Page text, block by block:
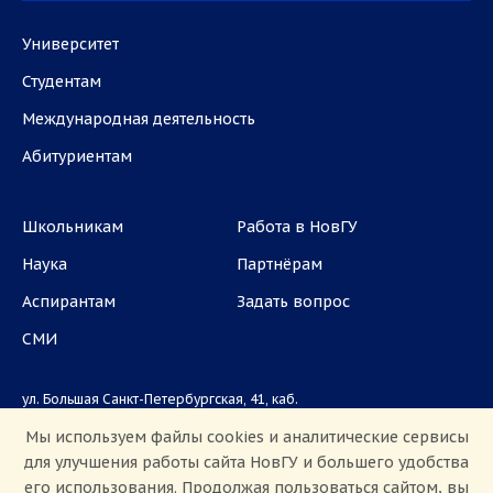
Университет
Студентам
Международная деятельность
Абитуриентам
Школьникам
Наука
Аспирантам
СМИ
Работа в НовГУ
Партнёрам
Задать вопрос
ул. Большая Санкт-Петербургская, 41, каб.
Приемная комиссия: +7(8162)33-20-44
Мы используем файлы cookies и аналитические сервисы
для улучшения работы сайта НовГУ и большего удобства
его использования. Продолжая пользоваться сайтом, вы